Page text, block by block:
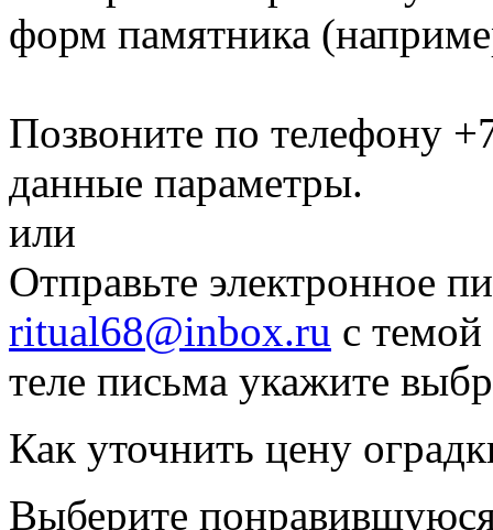
форм памятника
Позвоните по телефону
данные параметры.
или
Отправьте электронное
ritual68@inbox.ru с
теле письма укажите
Как уточнить цену
Выберите